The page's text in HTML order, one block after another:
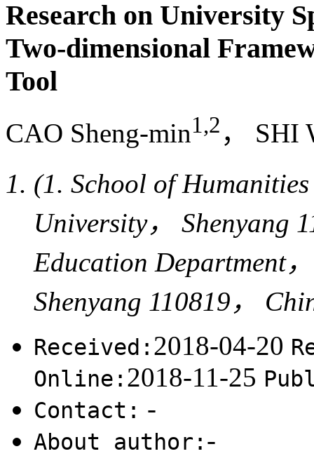
Research on University
Two-dimensional
Tool
CAO Sheng-min1,2 ， SHI
(1. School of
University， Shenyang
Education Department
Shenyang 110819，
Received: 2018-04-20
Online: 2018-11-25
Contact: -
About author: -